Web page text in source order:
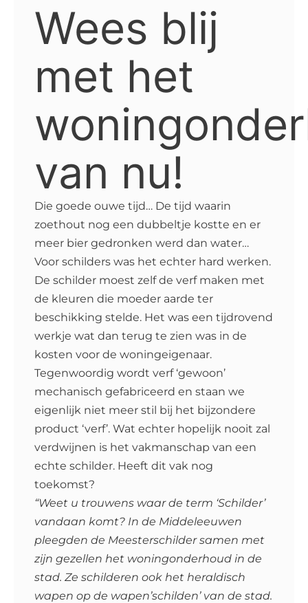
Wees blij
met het
van nu!
Die goede ouwe tijd… De tijd waarin
zoethout nog een dubbeltje kostte en er
meer bier gedronken werd dan water…
Voor schilders was het echter hard werken.
De schilder moest zelf de verf maken met
de kleuren die moeder aarde ter
beschikking stelde. Het was een tijdrovend
werkje wat dan terug te zien was in de
kosten voor de woningeigenaar.
Tegenwoordig wordt verf ‘gewoon’
mechanisch gefabriceerd en staan we
eigenlijk niet meer stil bij het bijzondere
product ‘verf’. Wat echter hopelijk nooit zal
verdwijnen is het vakmanschap van een
echte schilder. Heeft dit vak nog
toekomst?
“Weet u trouwens waar de term ‘Schilder’
vandaan komt? In de Middeleeuwen
pleegden de Meesterschilder samen met
zijn gezellen het woningonderhoud in de
stad. Ze schilderen ook het heraldisch
wapen op de wapen’schilden’ van de stad.